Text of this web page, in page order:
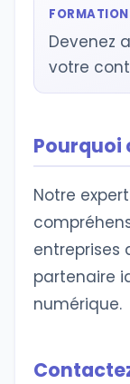
Devenez
votre
Pourquoi
Notre
entreprises
partenaire
numérique.